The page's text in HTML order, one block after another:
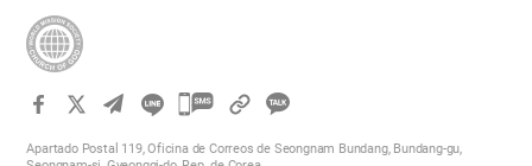
카
오
Apartado Postal 119, Oficina de Correos de Seongnam Bundang, Bundang-gu,